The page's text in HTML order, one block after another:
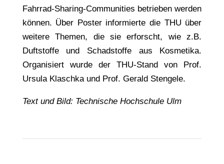
Fahrrad-Sharing-Communities betrieben werden
können. Über Poster informierte die THU über
weitere Themen, die sie erforscht, wie z.B.
Duftstoffe und Schadstoffe aus Kosmetika.
Organisiert wurde der THU-Stand von Prof.
Ursula Klaschka und Prof. Gerald Stengele.
Text und Bild: Technische Hochschule Ulm